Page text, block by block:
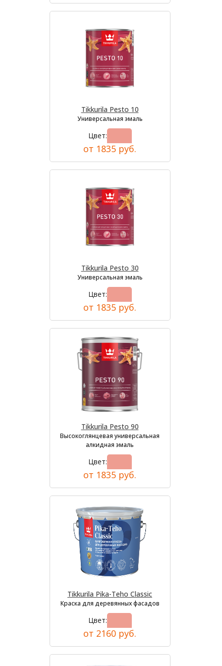
Tikkurila Pesto 10
Универсальная эмаль
Цвет:
от 1835 руб.
Tikkurila Pesto 30
Универсальная эмаль
Цвет:
от 1835 руб.
Tikkurila Pesto 90
Высокоглянцевая универсальная
алкидная эмаль
Цвет:
от 1835 руб.
Tikkurila Pika-Teho Classic
Краска для деревянных фасадов
Цвет:
от 2160 руб.